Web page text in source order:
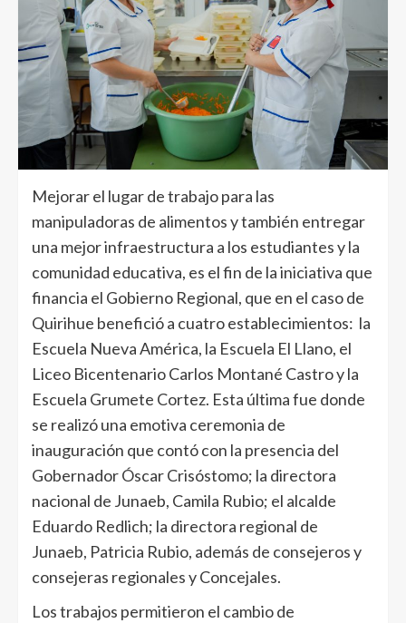
Mejorar el lugar de trabajo para las
manipuladoras de alimentos y también entregar
una mejor infraestructura a los estudiantes y la
comunidad educativa, es el fin de la iniciativa que
financia el Gobierno Regional, que en el caso de
Quirihue benefició a cuatro establecimientos: la
Escuela Nueva América, la Escuela El Llano, el
Liceo Bicentenario Carlos Montané Castro y la
Escuela Grumete Cortez. Esta última fue donde
se realizó una emotiva ceremonia de
inauguración que contó con la presencia del
Gobernador Óscar Crisóstomo; la directora
nacional de Junaeb, Camila Rubio; el alcalde
Eduardo Redlich; la directora regional de
Junaeb, Patricia Rubio, además de consejeros y
consejeras regionales y Concejales.
Los trabajos permitieron el cambio de